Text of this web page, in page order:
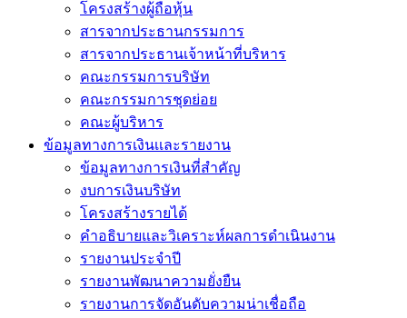
โครงสร้างผู้ถือหุ้น
สารจากประธานกรรมการ
สารจากประธานเจ้าหน้าที่บริหาร
คณะกรรมการบริษัท
คณะกรรมการชุดย่อย
คณะผู้บริหาร
ข้อมูลทางการเงินเเละรายงาน
ข้อมูลทางการเงินที่สำคัญ
งบการเงินบริษัท
โครงสร้างรายได้
คำอธิบายและวิเคราะห์ผลการดำเนินงาน
รายงานประจำปี
รายงานพัฒนาความยั่งยืน
รายงานการจัดอันดับความน่าเชื่อถือ